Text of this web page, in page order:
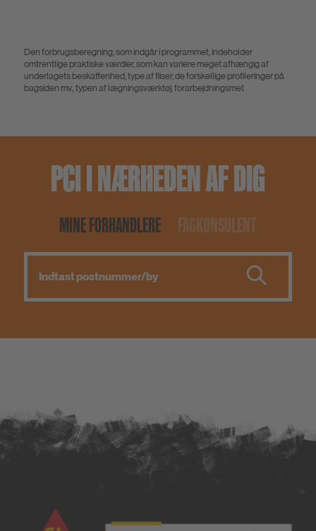
Den forbrugsberegning, som indgår i programmet, indeholder
omtrentlige praktiske værdier, som kan variere meget afhængig af
underlagets beskaffenhed, type af fliser, de forskellige profileringer på
bagsiden mv., typen af lægningsværktøj, forarbejdningsmet
PCI I NÆRHEDEN AF DIG
MINE FORHANDLERE FAGKONSULENT